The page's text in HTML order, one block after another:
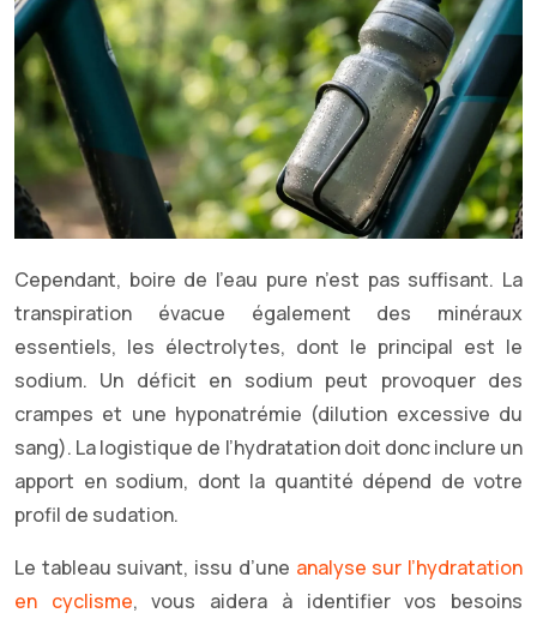
Cependant, boire de l’eau pure n’est pas suffisant. La
transpiration évacue également des minéraux
essentiels, les électrolytes, dont le principal est le
sodium. Un déficit en sodium peut provoquer des
crampes et une hyponatrémie (dilution excessive du
sang). La logistique de l’hydratation doit donc inclure un
apport en sodium, dont la quantité dépend de votre
profil de sudation.
Le tableau suivant, issu d’une analyse sur l’hydratation
en cyclisme, vous aidera à identifier vos besoins